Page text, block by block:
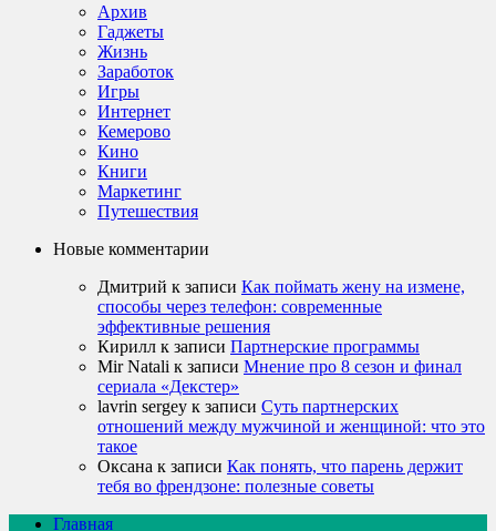
Архив
Гаджеты
Жизнь
Заработок
Игры
Интернет
Кемерово
Кино
Книги
Маркетинг
Путешествия
Новые комментарии
Дмитрий к записи Как поймать жену на измене,
способы через телефон: современные
эффективные решения
Кирилл к записи Партнерские программы
Mir Natali к записи Мнение про 8 сезон и финал
сериала «Декстер»
lavrin sergey к записи Суть партнерских
отношений между мужчиной и женщиной: что это
такое
Оксана к записи Как понять, что парень держит
тебя во френдзоне: полезные советы
Главная